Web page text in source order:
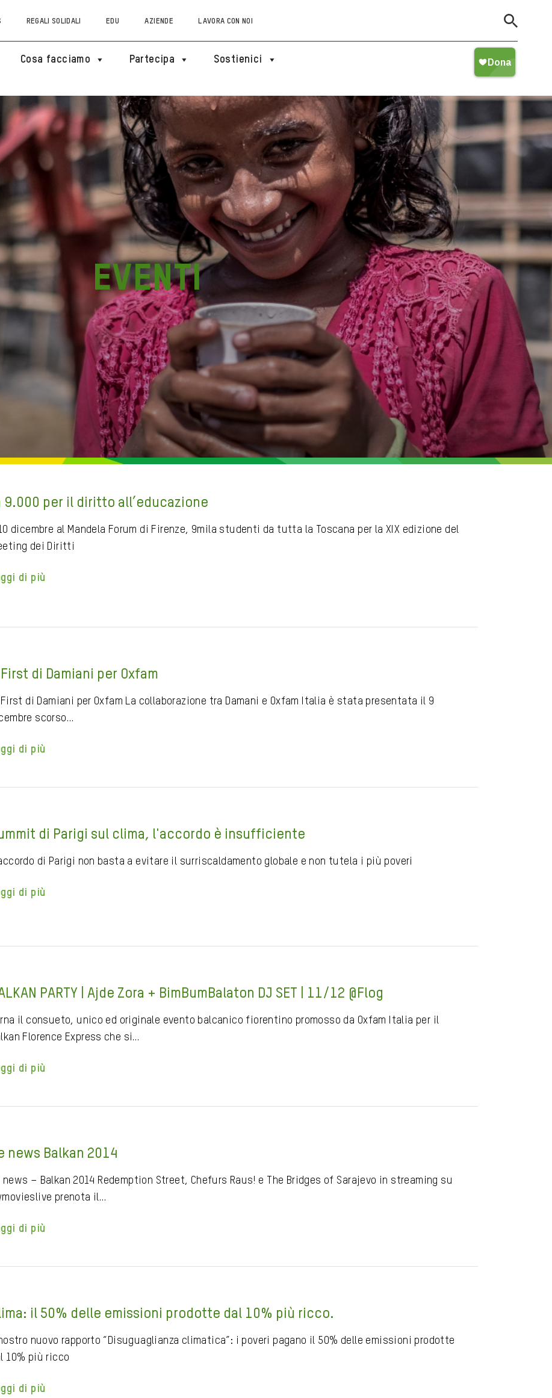
REGALI SOLIDALI EDU AZIENDE LAVORA CON NOI
Cosa facciamo Partecipa Sostienici
Eventi
9.000 per il diritto all’educazione
dicembre al Mandela Forum di Firenze, 9mila studenti da tutta la Toscana per la XIX edizione del
dei Diritti
di più
First di Damiani per Oxfam
First di Damiani per Oxfam La collaborazione tra Damani e Oxfam Italia è stata presentata il 9
scorso…
di più
di Parigi sul clima, l'accordo è insufficiente
di Parigi non basta a evitare il surriscaldamento globale e non tutela i più poveri
di più
PARTY | Ajde Zora + BimBumBalaton DJ SET | 11/12 @Flog
il consueto, unico ed originale evento balcanico fiorentino promosso da Oxfam Italia per il
Florence Express che si…
di più
news Balkan 2014
news – Balkan 2014 Redemption Street, Chefurs Raus! e The Bridges of Sarajevo in streaming su
prenota il…
di più
il 50% delle emissioni prodotte dal 10% più ricco.
nuovo rapporto “Disuguaglianza climatica”: i poveri pagano il 50% delle emissioni prodotte
10% più ricco
di più